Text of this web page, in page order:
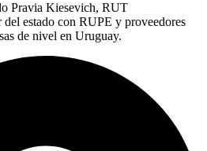
Pravia Kiesevich, RUT
estado con RUPE y proveedores
de nivel en Uruguay.